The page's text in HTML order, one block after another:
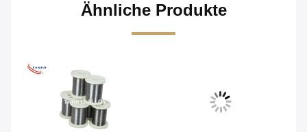
Ähnliche Produkte